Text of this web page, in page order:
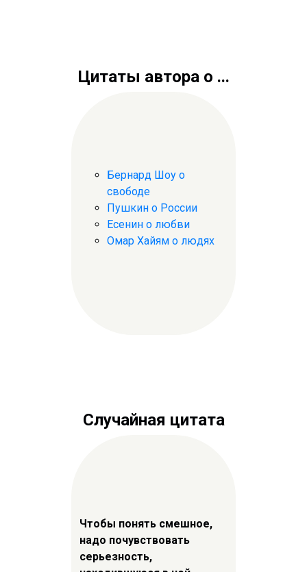
Цитаты автора о ...
Бернард Шоу о
свободе
Пушкин о России
Есенин о любви
Омар Хайям о людях
Случайная цитата
Чтобы понять смешное,
надо почувствовать
серьезность,